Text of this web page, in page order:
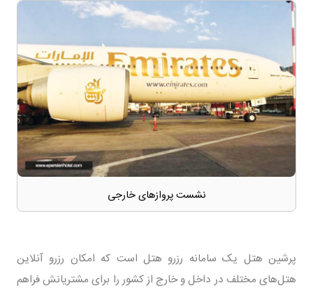
نشست پروازهای خارجی
پرشین هتل یک سامانه رزرو هتل است که امکان رزرو آنلاین
هتل‌های مختلف در داخل و خارج از کشور را برای مشتریانش فراهم